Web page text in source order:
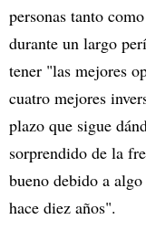
personas tanto
durante un largo
tener "las mejores
cuatro mejores
plazo que sigue
sorprendido de la
bueno debido a
hace diez años".